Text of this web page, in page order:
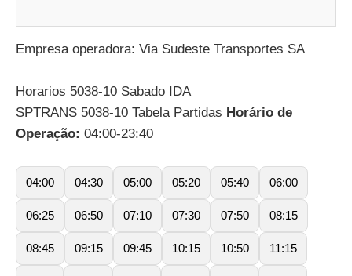
Empresa operadora: Via Sudeste Transportes SA
Horarios 5038-10 Sabado IDA
SPTRANS 5038-10 Tabela Partidas Horário de
Operação: 04:00-23:40
04:00 04:30 05:00 05:20 05:40 06:00
06:25 06:50 07:10 07:30 07:50 08:15
08:45 09:15 09:45 10:15 10:50 11:15